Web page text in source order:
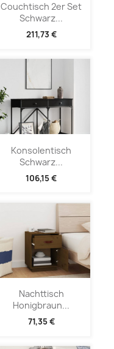
Couchtisch 2er Set
Schwarz...
211,73 €
Konsolentisch
Schwarz...
106,15 €
Nachttisch
Honigbraun...
71,35 €